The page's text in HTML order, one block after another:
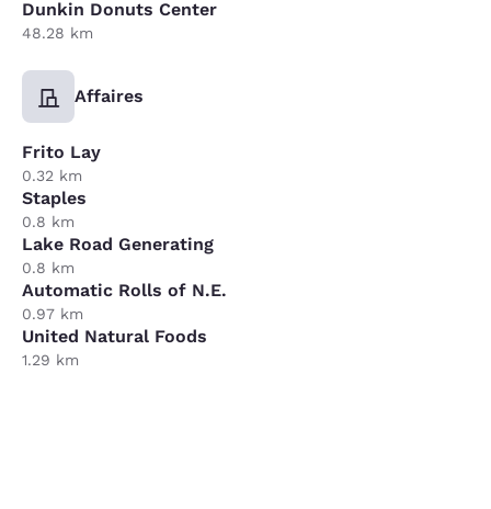
Dunkin Donuts Center
48.28 km
Affaires
Frito Lay
0.32 km
Staples
0.8 km
Lake Road Generating
0.8 km
Automatic Rolls of N.E.
0.97 km
United Natural Foods
1.29 km